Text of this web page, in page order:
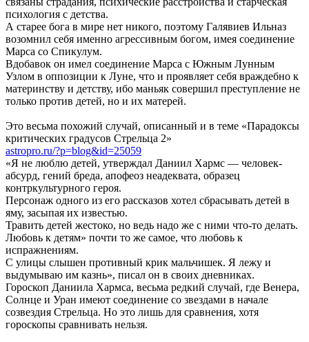
психология с детства.
А старее бога в мире нет никого, поэтому Галявиев Ильназ
возомнил себя именно агрессивным богом, имея соединение
Марса со Спикулум.
Вдобавок он имел соединение Марса с Южным Лунным
Узлом в оппозиции к Луне, что и проявляет себя враждебно к
материнству и детству, ибо маньяк совершил преступление не
только против детей, но и их матерей.
Это весьма похожий случай, описанный и в теме «Парадоксы
критических градусов Стрельца 2»
astropro.ru/?p=blog&id=25059
«Я не люблю детей, утверждал Даниил Хармс — человек-
абсурд, гений бреда, апофеоз неадеквата, образец
контркультурного героя.
Персонаж одного из его рассказов хотел сбрасывать детей в
яму, засыпая их известью.
Травить детей жестоко, но ведь надо же с ними что-то делать.
Любовь к детям» почти то же самое, что любовь к
испражнениям.
С улицы слышен противный крик мальчишек. Я лежу и
выдумываю им казнь», писал он в своих дневниках.
Гороскоп Даниила Хармса, весьма редкий случай, где Венера,
Солнце и Уран имеют соединение со звездами в начале
созвездия Стрельца. Но это лишь для сравнения, хотя
гороскопы сравнивать нельзя.